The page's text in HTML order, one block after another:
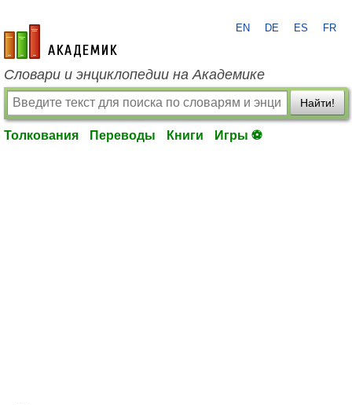
academic.ru
EN DE ES FR
Словари и энциклопедии на Академике
Найти!
Толкования Переводы Книги Игры ⚽